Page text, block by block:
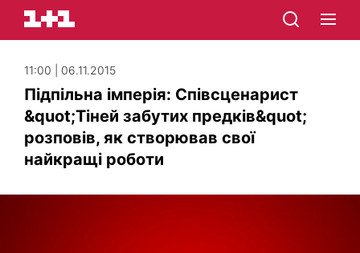
11:00 | 06.11.2015
Підпільна імперія: Співсценарист
&quot;Тіней забутих предків&quot;
розповів, як створював свої
найкращі роботи